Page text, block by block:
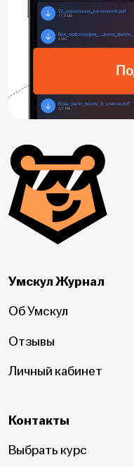
Умскул Журнал
Об Умскул
Отзывы
Личный кабинет
Контакты
Выбрать курс